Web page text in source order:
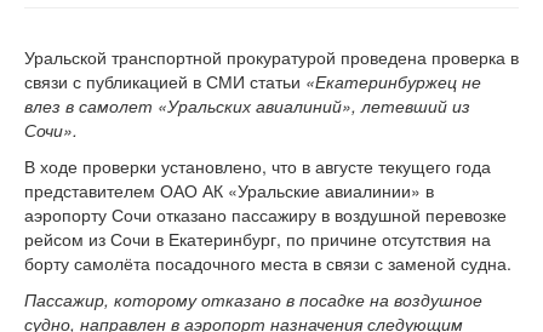
Уральской транспортной прокуратурой проведена проверка в
связи с публикацией в СМИ статьи «Екатеринбуржец не
влез в самолет «Уральских авиалиний», летевший из
Сочи».
В ходе проверки установлено, что в августе текущего года
представителем ОАО АК «Уральские авиалинии» в
аэропорту Сочи отказано пассажиру в воздушной перевозке
рейсом из Сочи в Екатеринбург, по причине отсутствия на
борту самолёта посадочного места в связи с заменой судна.
Пассажир, которому отказано в посадке на воздушное
судно, направлен в аэропорт назначения следующим